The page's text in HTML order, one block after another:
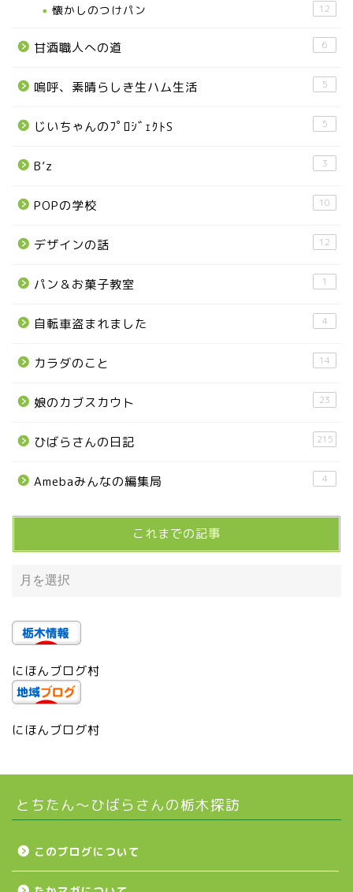
懐かしのつけパン 12
甘酒職人への道 6
嗚呼、素晴らしき生ハム生活 5
じいちゃんのﾌﾟﾛｼﾞｪｸﾄS 5
B’z 3
POPの学校 10
デザインの話 12
パン＆お菓子教室 1
自転車盗まれました 4
カラダのこと 14
娘のカブスカウト 23
ひばらさんの日記 215
Amebaみんなの編集局 4
これまでの記事
にほんブログ村
にほんブログ村
とちたん〜ひばらさんの栃木探訪
このブログについて
宇都宮の震災後の様子